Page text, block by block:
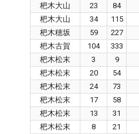
杷木大山
23 84
杷木大山
34 115
杷木穂坂
59 227
杷木古賀
104 333
杷木松末
3 9
杷木松末
20 54
杷木松末
24 73
杷木松末
17 58
杷木松末
13 31
杷木松末
8 21